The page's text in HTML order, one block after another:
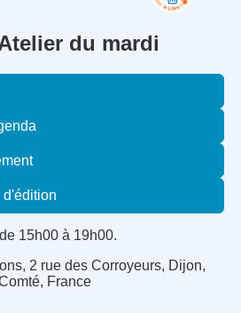
du mardi
d'édition
15h00 à 19h00.
2 rue des Corroyeurs, Dijon,
France